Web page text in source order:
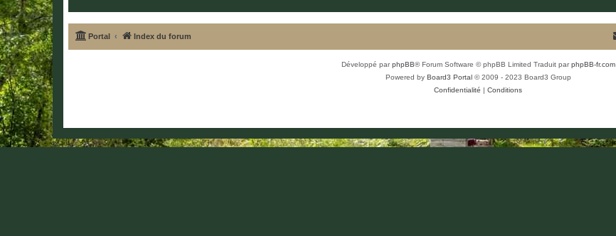
Portal Index du forum
Développé parphpBB® Forum Software © phpBB Limited Traduit parphpBB-fr.com
Powered by Board3 Portal© 2009 - 2023 Board3 Group
Confidentialité | Conditions